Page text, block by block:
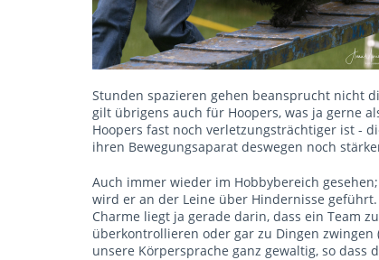
Stunden spazieren gehen beansprucht nicht
gilt übrigens auch für Hoopers, was ja gerne
Hoopers fast noch verletzungsträchtiger ist -
ihren Bewegungsaparat deswegen noch
Auch immer wieder im Hobbybereich
wird er an der Leine über Hindernisse
Charme liegt ja gerade darin, dass ein Team
überkontrollieren oder gar zu Dingen
unsere Körpersprache ganz gewaltig, so